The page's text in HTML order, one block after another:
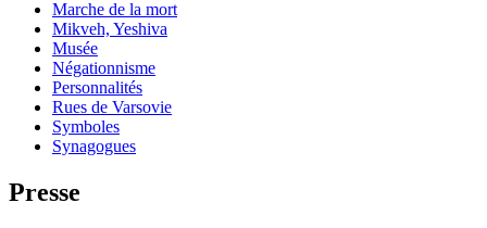
Marche de la mort
Mikveh, Yeshiva
Musée
Négationnisme
Personnalités
Rues de Varsovie
Symboles
Synagogues
Presse